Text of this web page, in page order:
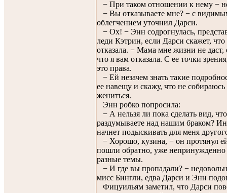
− При таком отношении к нему −
− Вы отказываете мне? − с
облегчением уточнил Дарси.
− Ох! − Энн содрогнулась,
леди Кэтрин, если Дарси скажет,
отказала. − Мама мне жизни не даст,
что я вам отказала. С ее точки
это права.
− Ей незачем знать такие
ее навещу и скажу, что не собираюсь
жениться.
Энн робко попросила:
− А нельзя ли пока сделать вид,
раздумываете над нашим браком?
начнет подыскивать для меня
− Хорошо, кузина, − он протянул
пошли обратно, уже непринужденно
разные темы.
− И где вы пропадали? −
мисс Бингли, едва Дарси и Энн
Фицуильям заметил, что Дарси